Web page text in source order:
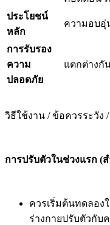
ประโยชน์
หลัก
ความอบอุ่
การรับรอง
ความ
ปลอดภัย
แตกต่างกั
วิธีใช้งาน / ข้อควรระวัง
การปรับตัวในช่วงแรก (
ควรเริ่มต้นทดลอง
ร่างกายปรับตัวกับ